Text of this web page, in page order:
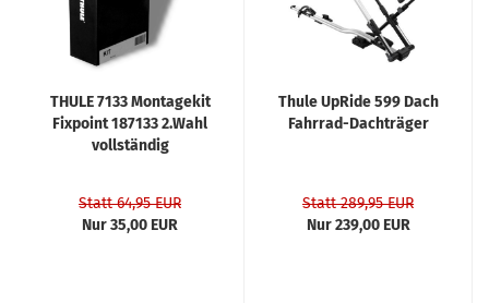
THULE 7133 Montagekit
Fixpoint 187133 2.Wahl
vollständig
Statt 64,95 EUR
Nur 35,00 EUR
Thule UpRide 599 Dach
Fahrrad-Dachträger
Statt 289,95 EUR
Nur 239,00 EUR